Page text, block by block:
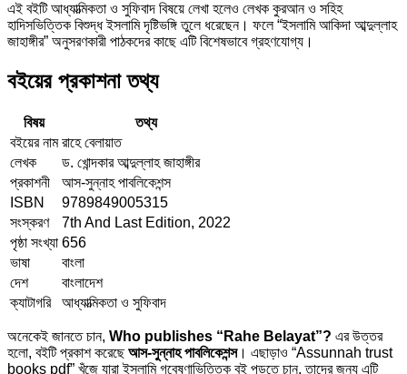
এই বইটি আধ্যাত্মিকতা ও সুফিবাদ বিষয়ে লেখা হলেও লেখক কুরআন ও সহিহ
হাদিসভিত্তিক বিশুদ্ধ ইসলামি দৃষ্টিভঙ্গি তুলে ধরেছেন। ফলে “ইসলামি আকিদা আব্দুল্লাহ
জাহাঙ্গীর” অনুসরণকারী পাঠকদের কাছে এটি বিশেষভাবে গ্রহণযোগ্য।
বইয়ের প্রকাশনা তথ্য
বিষয়
তথ্য
বইয়ের নাম রাহে বেলায়াত
লেখক
ড. খোন্দকার আব্দুল্লাহ জাহাঙ্গীর
প্রকাশনী
আস-সুন্নাহ পাবলিকেশন্স
ISBN
9789849005315
সংস্করণ
7th And Last Edition, 2022
পৃষ্ঠা সংখ্যা 656
ভাষা
বাংলা
দেশ
বাংলাদেশ
ক্যাটাগরি
আধ্যাত্মিকতা ও সুফিবাদ
অনেকেই জানতে চান, Who publishes “Rahe Belayat”? এর উত্তর
হলো, বইটি প্রকাশ করেছেআস-সুন্নাহ পাবলিকেশন্স। এছাড়াও “Assunnah trust
books pdf” খুঁজে যারা ইসলামি গবেষণাভিত্তিক বই পড়তে চান, তাদের জন্য এটি